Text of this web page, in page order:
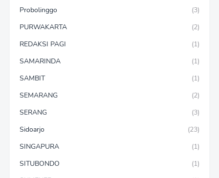
Probolinggo
(3)
PURWAKARTA
(2)
REDAKSI PAGI
(1)
SAMARINDA
(1)
SAMBIT
(1)
SEMARANG
(2)
SERANG
(3)
Sidoarjo
(23)
SINGAPURA
(1)
SITUBONDO
(1)